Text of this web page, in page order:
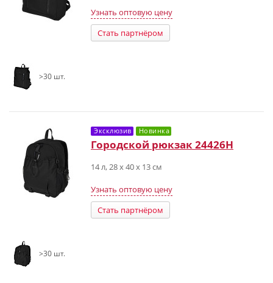
Узнать оптовую цену
Стать партнёром
>30 шт.
Эксклюзив Новинка
Городской рюкзак 24426Н
14 л, 28 х 40 х 13 см
Узнать оптовую цену
Стать партнёром
>30 шт.